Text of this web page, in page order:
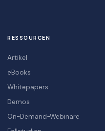
RESSOURCEN
Artikel
eBooks
Whitepapers
Demos
On-Demand-Webinare